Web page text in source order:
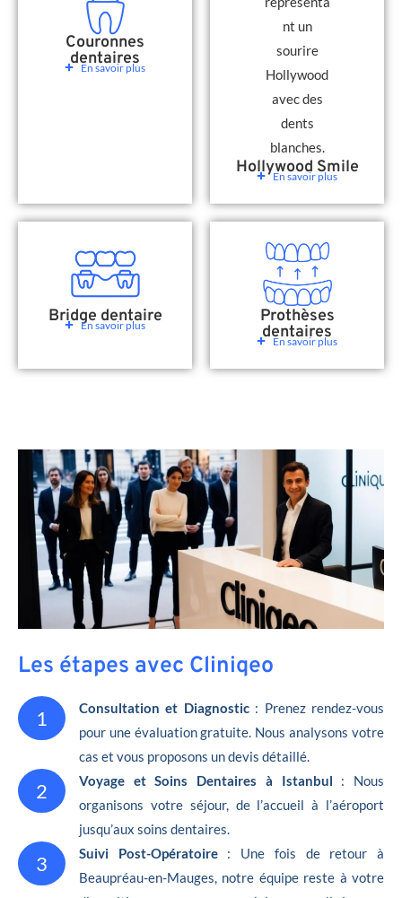
Couronnes
dentaires
En savoir plus
Hollywood Smile
En savoir plus
Bridge dentaire
En savoir plus Prothèses
dentaires
En savoir plus
Les étapes avec Cliniqeo
1 Consultation et Diagnostic: Prenez rendez-vous
pour une évaluation gratuite. Nous analysons votre
cas et vous proposons un devis détaillé.
2 Voyage et Soins Dentaires à Istanbul : Nous
organisons votre séjour, de l’accueil à l’aéroport
jusqu’aux soins dentaires.
3 Suivi Post-Opératoire : Une fois de retour à
Beaupréau-en-Mauges, notre équipe reste à votre